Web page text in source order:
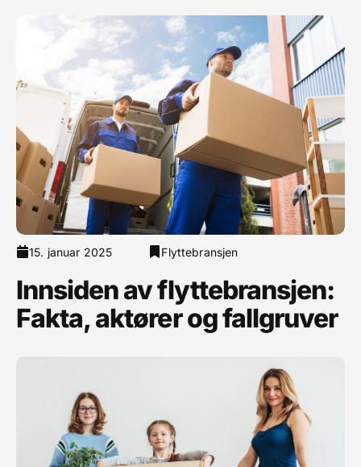
15. januar 2025 Flyttebransjen
Innsiden av flyttebransjen:
Fakta, aktører og fallgruver